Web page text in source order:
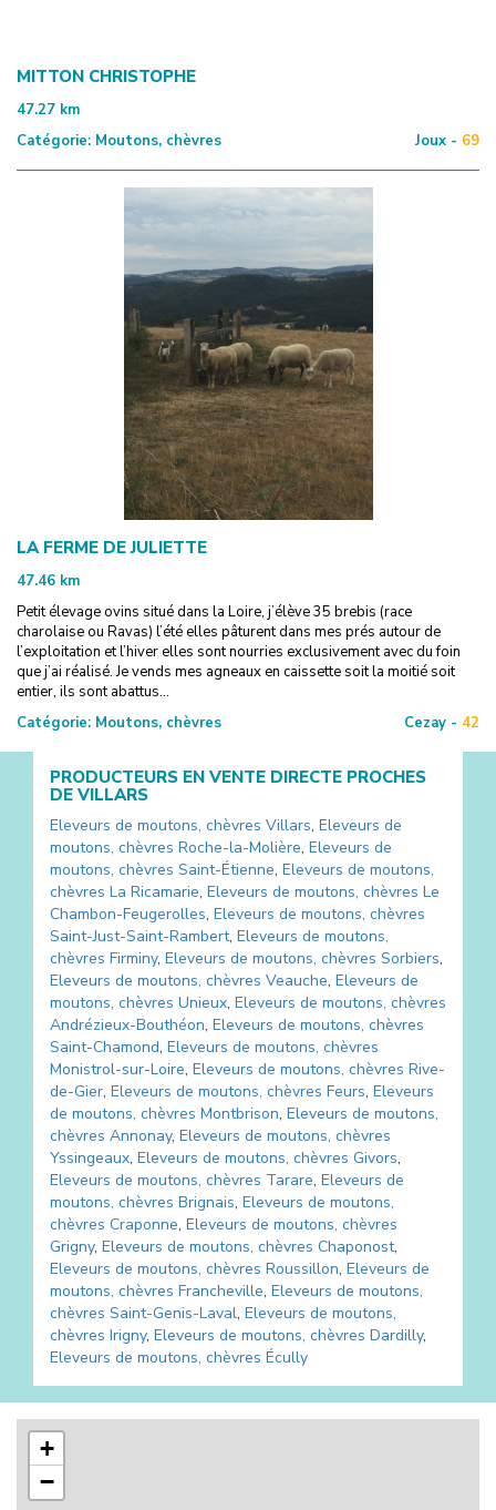
MITTON CHRISTOPHE
47.27 km
Catégorie: Moutons, chèvres Joux - 69
LA FERME DE JULIETTE
47.46 km
Petit élevage ovins situé dans la Loire, j’élève 35 brebis (race
charolaise ou Ravas) l’été elles pâturent dans mes prés autour de
l’exploitation et l’hiver elles sont nourries exclusivement avec du foin
que j’ai réalisé. Je vends mes agneaux en caissette soit la moitié soit
entier, ils sont abattus...
Catégorie: Moutons, chèvres Cezay - 42
PRODUCTEURS EN VENTE DIRECTE PROCHES
DE VILLARS
Eleveurs de moutons, chèvres Villars, Eleveurs de
moutons, chèvres Roche-la-Molière, Eleveurs de
moutons, chèvres Saint-Étienne, Eleveurs de moutons,
chèvres La Ricamarie, Eleveurs de moutons, chèvres Le
Chambon-Feugerolles, Eleveurs de moutons, chèvres
Saint-Just-Saint-Rambert, Eleveurs de moutons,
chèvres Firminy, Eleveurs de moutons, chèvres Sorbiers,
Eleveurs de moutons, chèvres Veauche, Eleveurs de
moutons, chèvres Unieux, Eleveurs de moutons, chèvres
Andrézieux-Bouthéon, Eleveurs de moutons, chèvres
Saint-Chamond, Eleveurs de moutons, chèvres
Monistrol-sur-Loire, Eleveurs de moutons, chèvres Rive-
de-Gier, Eleveurs de moutons, chèvres Feurs, Eleveurs
de moutons, chèvres Montbrison, Eleveurs de moutons,
chèvres Annonay, Eleveurs de moutons, chèvres
Yssingeaux, Eleveurs de moutons, chèvres Givors,
Eleveurs de moutons, chèvres Tarare, Eleveurs de
moutons, chèvres Brignais, Eleveurs de moutons,
chèvres Craponne, Eleveurs de moutons, chèvres
Grigny, Eleveurs de moutons, chèvres Chaponost,
Eleveurs de moutons, chèvres Roussillon, Eleveurs de
moutons, chèvres Francheville, Eleveurs de moutons,
chèvres Saint-Genis-Laval, Eleveurs de moutons,
chèvres Irigny, Eleveurs de moutons, chèvres Dardilly,
Eleveurs de moutons, chèvres Écully
+
−